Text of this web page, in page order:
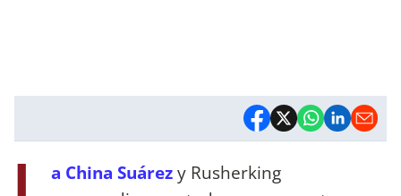
a China Suárezy Rusherking